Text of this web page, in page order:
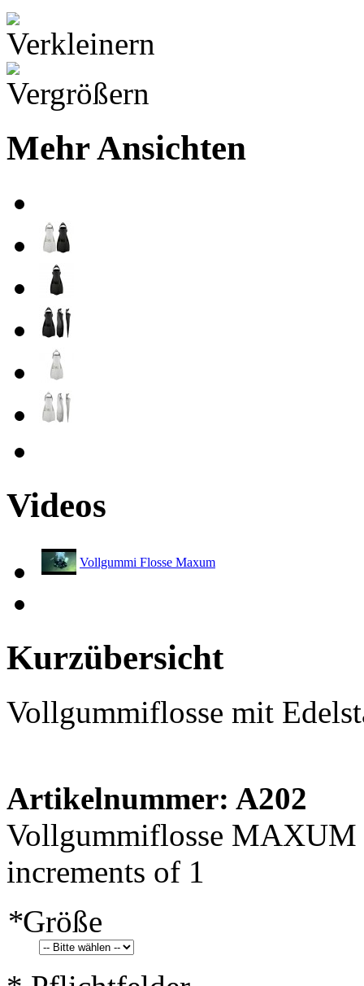
Mehr Ansichten
Videos
Vollgummi Flosse Maxum
Kurzübersicht
Vollgummiflosse mit
Artikelnummer: A202
Vollgummiflosse MAXUM
increments of 1
*Größe